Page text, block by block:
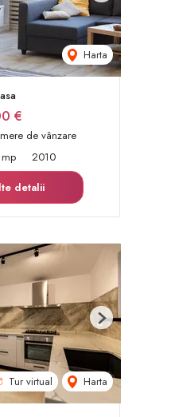
Harta
€
de vânzare
2010
detalii
Tur virtual Harta
Next